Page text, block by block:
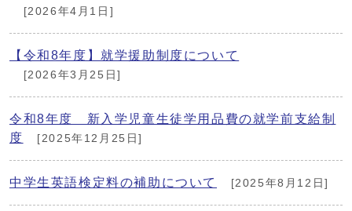
[2026年4月1日]
【令和8年度】就学援助制度について
[2026年3月25日]
令和8年度 新入学児童生徒学用品費の就学前支給制
度
[2025年12月25日]
中学生英語検定料の補助について [2025年8月12日]